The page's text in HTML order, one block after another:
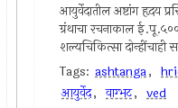
आयुर्वेदातील अष्टांग हृदय
ग्रंथाचा रचनाकाल
शल्यचिकित्सा
Tags: ashtanga,
आयुर्वेद, वाग्भट, ved